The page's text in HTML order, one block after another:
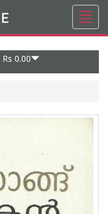
Rs 0.00